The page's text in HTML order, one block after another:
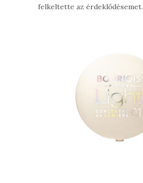
felkeltette az érdeklődésemet.